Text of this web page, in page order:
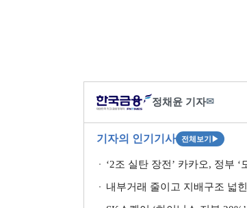
정채윤 기자✉
기자의 인기기사 전체보기 ▶
‘2조 실탄 장전’ 카카오, 정부
내부거래 줄이고 지배구조 넓